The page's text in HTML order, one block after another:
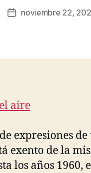
Fechanoviembre 22,
expresiones de
exento de la
los años 1960,